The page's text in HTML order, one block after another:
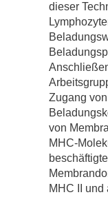
dieser
Zugang
von
MHC-
MHC II